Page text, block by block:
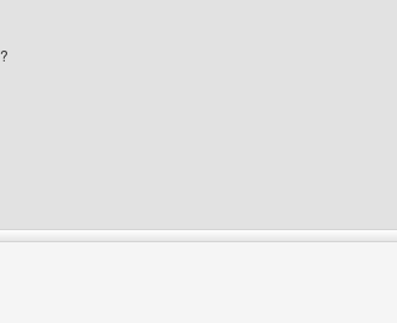
seo-suchmaschinenoptimierung